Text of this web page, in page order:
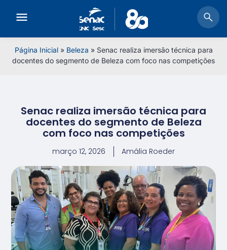
Página Inicial» Beleza » Senac realiza imersão técnica para
docentes do segmento de Beleza com foco nas competições
Senac realiza imersão técnica para
docentes do segmento de Beleza
com foco nas competições
março 12, 2026 Amália Roeder